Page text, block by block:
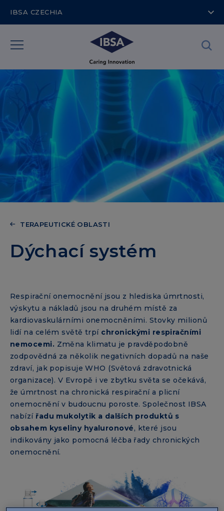
IBSA CZECHIA
TERAPEUTICKÉ OBLASTI
Dýchací systém
Respirační onemocnění jsou z hlediska úmrtnosti,
výskytu a nákladů jsou na druhém místě za
kardiovaskulárními onemocněními. Stovky milionů
lidí na celém světě trpí chronickými respiračními
nemocemi. Změna klimatu je pravděpodobně
zodpovědná za několik negativních dopadů na naše
zdraví, jak popisuje WHO (Světová zdravotnická
organizace). V Evropě i ve zbytku světa se očekává,
že úmrtnost na chronická respirační a plicní
onemocnění v budoucnu poroste. Společnost IBSA
nabízí řadu mukolytik a dalších produktů s
obsahem kyseliny hyaluronové, které jsou
indikovány jako pomocná léčba řady chronických
onemocnění.